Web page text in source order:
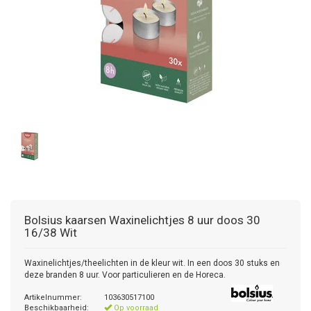
Bolsius kaarsen Waxinelichtjes 8 uur doos 30
16/38 Wit
Waxinelichtjes/theelichten in de kleur wit. In een doos 30 stuks en
deze branden 8 uur. Voor particulieren en de Horeca.
Artikelnummer:
103630517100
Beschikbaarheid:
Op voorraad